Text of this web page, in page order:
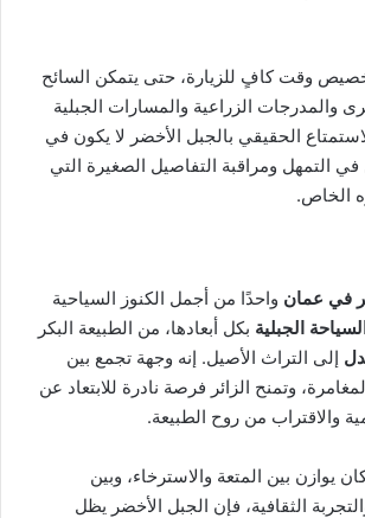
وقت كافٍ للزيارة، حتى يتمكن السائح
والمدرجات الزراعية والمسارات الجبلية
الحقيقي بالجبل الأخضر لا يكون في
في التمهل ومراقبة التفاصيل الصغيرة التي
الخاص.
في عمان واحدًا من أجمل الكنوز السياحية
الجبلية بكل أبعادها، من الطبيعة البكر
إلى التراث الأصيل. إنه وجهة تجمع بين
وتمنح الزائر فرصة نادرة للابتعاد عن
والاقتراب من روح الطبيعة.
يوازن بين المتعة والاسترخاء، وبين
الثقافية، فإن الجبل الأخضر يظل